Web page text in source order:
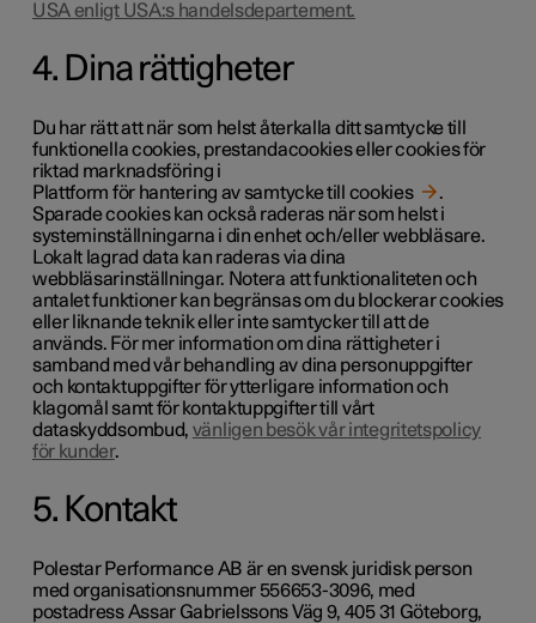
USA enligt USA:s handelsdepartement.
4. Dina rättigheter
Du har rätt att när som helst återkalla ditt samtycke till
funktionella cookies, prestandacookies eller cookies för
riktad marknadsföring i
Plattform för hantering av samtycke till cookies
.
Sparade cookies kan också raderas när som helst i
systeminställningarna i din enhet och/eller webbläsare.
Lokalt lagrad data kan raderas via dina
webbläsarinställningar. Notera att funktionaliteten och
antalet funktioner kan begränsas om du blockerar cookies
eller liknande teknik eller inte samtycker till att de
används. För mer information om dina rättigheter i
samband med vår behandling av dina personuppgifter
och kontaktuppgifter för ytterligare information och
klagomål samt för kontaktuppgifter till vårt
dataskyddsombud, vänligen besök vår integritetspolicy
för kunder.
5. Kontakt
Polestar Performance AB är en svensk juridisk person
med organisationsnummer 556653-3096, med
postadress Assar Gabrielssons Väg 9, 405 31 Göteborg,